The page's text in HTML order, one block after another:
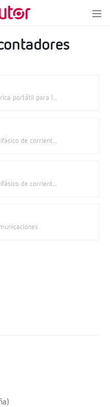
para contadores
portátil para l...
de corrient...
de corrient...